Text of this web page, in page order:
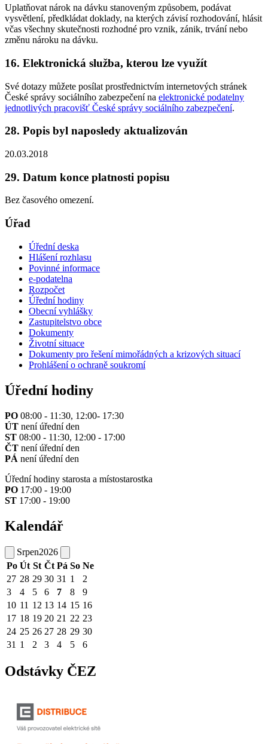
Uplatňovat nárok na dávku stanoveným způsobem, podávat
vysvětlení, předkládat doklady, na kterých závisí rozhodování, hlásit
včas všechny skutečnosti rozhodné pro vznik, zánik, trvání nebo
změnu nároku na dávku.
16. Elektronická služba, kterou lze využít
Své dotazy můžete posílat prostřednictvím internetových stránek
České správy sociálního zabezpečení na elektronické podatelny
jednotlivých pracovišť České správy sociálního zabezpečení.
28. Popis byl naposledy aktualizován
20.03.2018
29. Datum konce platnosti popisu
Bez časového omezení.
Úřad
Úřední deska
Hlášení rozhlasu
Povinné informace
e-podatelna
Rozpočet
Úřední hodiny
Obecní vyhlášky
Zastupitelstvo obce
Dokumenty
Životní situace
Dokumenty pro řešení mimořádných a krizových situací
Prohlášení o ochraně soukromí
Úřední hodiny
PO 08:00 - 11:30, 12:00- 17:30
ÚT není úřední den
ST 08:00 - 11:30, 12:00 - 17:00
ČT není úřední den
PÁ není úřední den
Úřední hodiny starosta a místostarostka
PO 17:00 - 19:00
ST 17:00 - 19:00
Kalendář
Srpen2026
Po Út St Čt Pá So Ne
27 28 29 30 31 1
2
3
4 5 6 7 8
9
10 11 12 13 14 15 16
17 18 19 20 21 22 23
24 25 26 27 28 29 30
31 1 2 3 4 5 6
Odstávky ČEZ